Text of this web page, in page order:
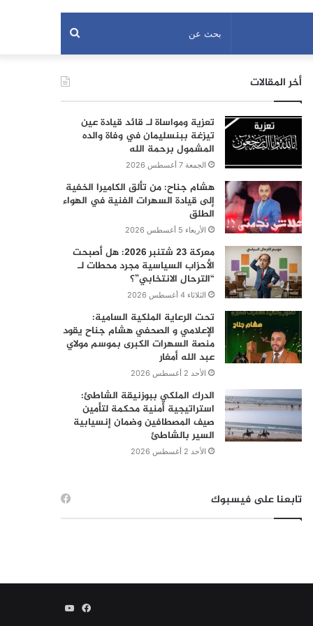
بحث
عن أخر المقالات
تعزية ومواساة لـ قائد قيادة عين
تيزغة ببنسليمان في وفاة والده
المشمول برحمة الله
الجمعة 7 أغسطس 2026
هشام جناح: من تألق الكاميرا الخفية
إلى قيادة السهرات الفنية في الهواء
الطلق
الأربعاء 5 أغسطس 2026
معركة 23 شتنبر 2026: هل أصبحت
الأحزاب السياسية مجرد محطات لـ
“الترحال الانتخابي”؟
الثلاثاء 4 أغسطس 2026
تحت الرعاية الملكية السامية:
الإعلامي و الصحفي هشام جناح يقود
منصة السهرات الكبرى بموسم مولاي
عبد الله أمغار
الأحد 2 أغسطس 2026
الدرك الملكي ببوزنيقة الشاطئ:
استراتيجية أمنية محكمة لتأمين
صيف المصطافين وضمان إنسيابية
السير بالشاطئ
الأحد 2 أغسطس 2026
تابعنا على فيسبوك
فيسبوكيوتيوب